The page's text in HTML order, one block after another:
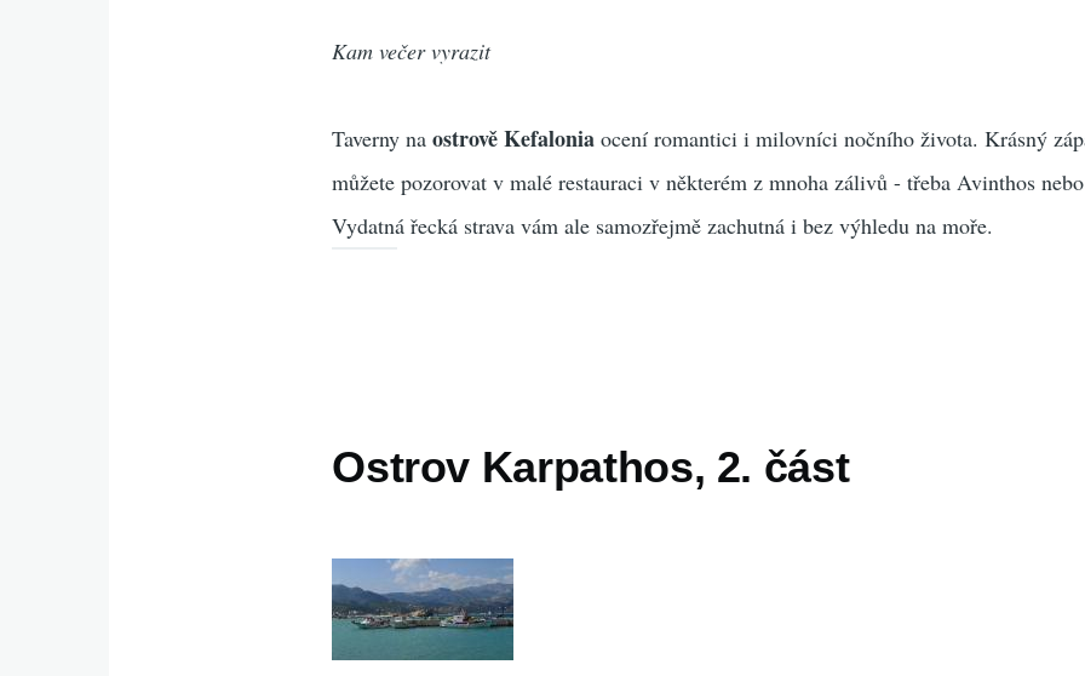
Kam večer vyrazit
Taverny naostrově Kefalonia ocení romantici i milovníci nočního života. Krásný
můžete pozorovat v malé restauraci v některém z mnoha zálivů - třeba Avinthos
Vydatná řecká strava vám ale samozřejmě zachutná i bez výhledu na moře.
Ostrov Karpathos, 2. část